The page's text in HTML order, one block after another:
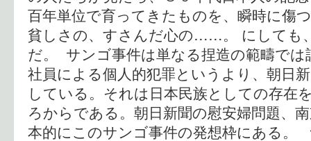
百年単位で育ってきたものを、瞬時に傷
貧しさの、すさんだ心の……。 にしても
だ。 サンゴ事件は単なる捏造の範疇で
社員による個人的犯罪というより、朝日
している。それは日本民族としての存在
ろからである。朝日新聞の慰安婦問題、
本的にこのサンゴ事件の発想枠にある。